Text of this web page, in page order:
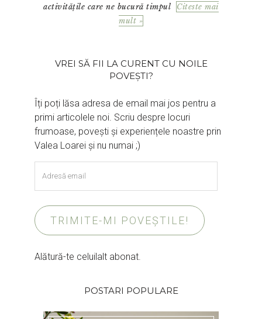
activitățile care ne bucură timpul
Citeste mai
mult »
VREI SĂ FII LA CURENT CU NOILE
POVEȘTI?
Îți poți lăsa adresa de email mai jos pentru a
primi articolele noi. Scriu despre locuri
frumoase, povești și experiențele noastre prin
Valea Loarei și nu numai ;)
email
TRIMITE-MI POVEȘTILE!
Alătură-te celuilalt abonat.
POSTARI POPULARE